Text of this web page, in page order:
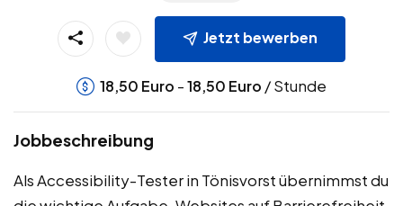
Jetzt bewerben
18,50 Euro -18,50 Euro / Stunde
Jobbeschreibung
Als Accessibility-Tester in Tönisvorst übernimmst du